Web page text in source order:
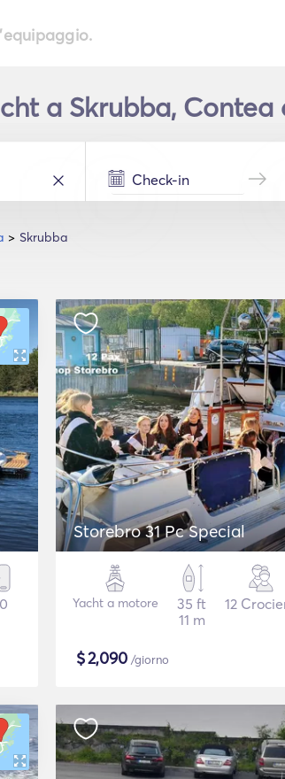
a Skrubba,
Skrubba
0
Storebro 31 Pc Special
Yacht a motore
35 ft
11 m
12
$2,090 /giorno